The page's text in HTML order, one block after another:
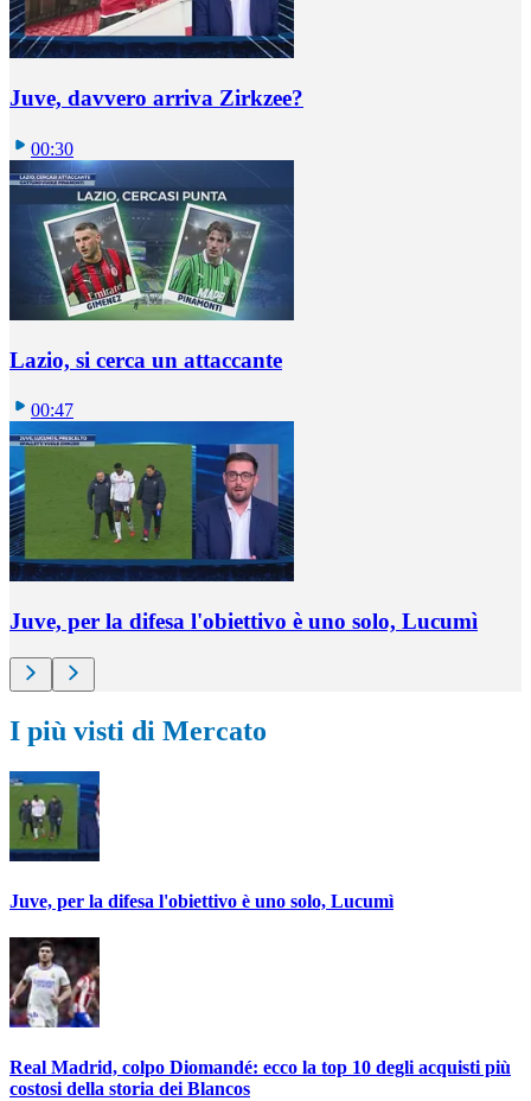
Juve, davvero arriva Zirkzee?
00:30
Lazio, si cerca un attaccante
00:47
Juve, per la difesa l'obiettivo è uno solo, Lucumì
I più visti di Mercato
Juve, per la difesa l'obiettivo è uno solo, Lucumì
Real Madrid, colpo Diomandé: ecco la top 10 degli acquisti più
costosi della storia dei Blancos